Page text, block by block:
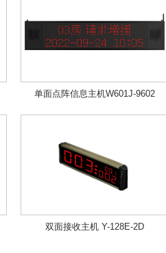
单面点阵信息主机W601J-9602
双面接收主机 Y-128E-2D